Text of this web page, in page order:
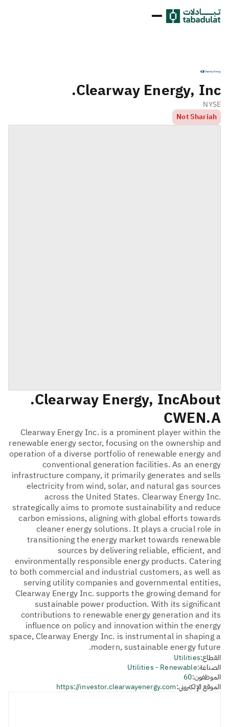
Clearway Energy, Inc.
NYSE
Not Shariah
About
Clearway Energy, Inc.
CWEN.A
Clearway Energy Inc. is a prominent player within the
renewable energy sector, focusing on the ownership and
operation of a diverse portfolio of renewable energy and
conventional generation facilities. As an energy
infrastructure company, it primarily generates and sells
electricity from wind, solar, and natural gas sources
across the United States. Clearway Energy Inc.
strategically aims to promote sustainability and reduce
carbon emissions, aligning with global efforts towards
cleaner energy solutions. It plays a crucial role in
transitioning the energy market towards renewable
sources by delivering reliable, efficient, and
environmentally responsible energy products. Catering
to both commercial and industrial customers, as well as
serving utility companies and governmental entities,
Clearway Energy Inc. supports the growing demand for
sustainable power production. With its significant
contributions to renewable energy generation and its
influence on policy and innovation within the energy
space, Clearway Energy Inc. is instrumental in shaping a
modern, sustainable energy future.
القطاع:Utilities
الصناعة:Utilities - Renewable
الموظفون:60
الموقع الإلكتروني:https://investor.clearwayenergy.com